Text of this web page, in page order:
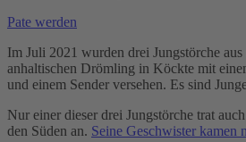
Pate werden
Im Juli 2021 wurden drei Jungstörche
anhaltischen Drömling in Köckte mit
und einem Sender versehen. Es sind
Nur einer dieser drei Jungstörche trat
den Süden an. Seine Geschwister kamen